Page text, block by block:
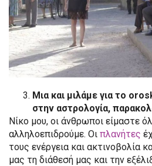
Μια και μιλάμε για το
στην αστρολογία,
Νίκο μου, οι άνθρωποι είμαστε
αλληλοεπιδρούμε. Οι πλανήτες
τους ενέργεια και ακτινοβολία
μας τη διάθεσή μας και την